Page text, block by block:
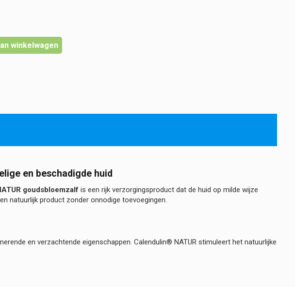
winkelwagen
en beschadigde huid
goudsbloemzalf is een rijk verzorgingsproduct dat de huid op milde wijze
natuurlijk product zonder onnodige toevoegingen.
en verzachtende eigenschappen. Calendulin® NATUR stimuleert het natuurlijke